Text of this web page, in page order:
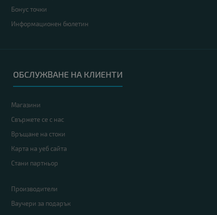
Бонус точки
Информационен бюлетин
ОБСЛУЖВАНЕ НА КЛИЕНТИ
Магазини
Свържете се с нас
Връщане на стоки
Карта на уеб сайта
Стани партньор
Производители
Ваучери за подарък